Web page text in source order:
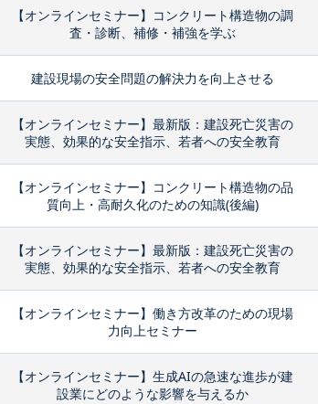
【オンラインセミナー】コンクリート構造物の調
査・診断、補修・補強を学ぶ
建設現場の安全問題の解決力を向上させる
【オンラインセミナー】最新版：建設死亡災害の
実態、効果的な安全指示、若者への安全教育
【オンラインセミナー】コンクリート構造物の品
質向上・高耐久化のための知識(後編)
【オンラインセミナー】最新版：建設死亡災害の
実態、効果的な安全指示、若者への安全教育
【オンラインセミナー】働き方改革のための現場
力向上セミナー
【オンラインセミナー】生成AIの急速な進歩が建
設業にどのような影響を与えるか